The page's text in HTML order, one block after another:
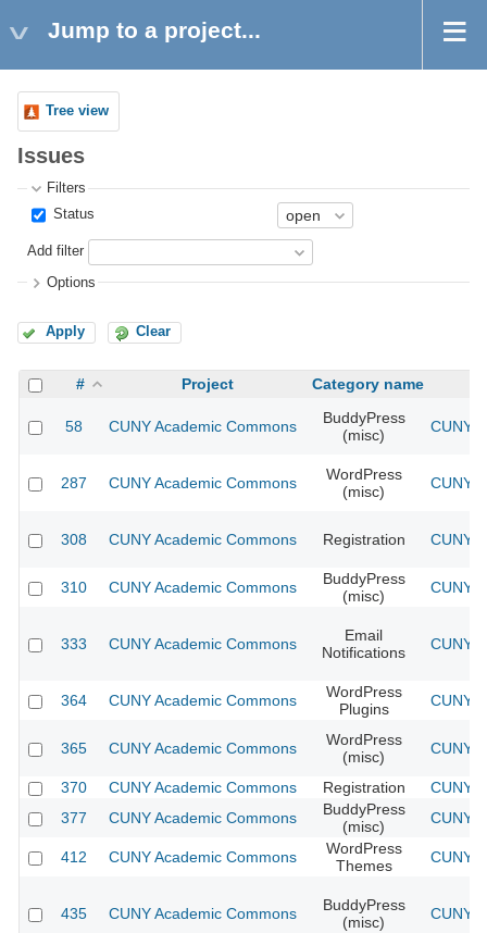
Jump to a project...
Tree view
Issues
Filters
Status
Add filter
Options
Apply Clear
# Project Category name
58 CUNY Academic Commons
BuddyPress
(misc)
CUNY
287 CUNY Academic Commons
WordPress
(misc)
CUNY
308 CUNY Academic Commons Registration CUNY
310 CUNY Academic Commons
BuddyPress
(misc)
CUNY
333 CUNY Academic Commons
Email
Notifications
CUNY
364 CUNY Academic Commons
WordPress
Plugins
CUNY
365 CUNY Academic Commons
WordPress
(misc)
CUNY
370 CUNY Academic Commons Registration
CUNY
377
CUNY Academic Commons
BuddyPress
(misc)
CUNY
412 CUNY Academic Commons
WordPress
Themes
CUNY
435 CUNY Academic Commons
BuddyPress
(misc)
CUNY